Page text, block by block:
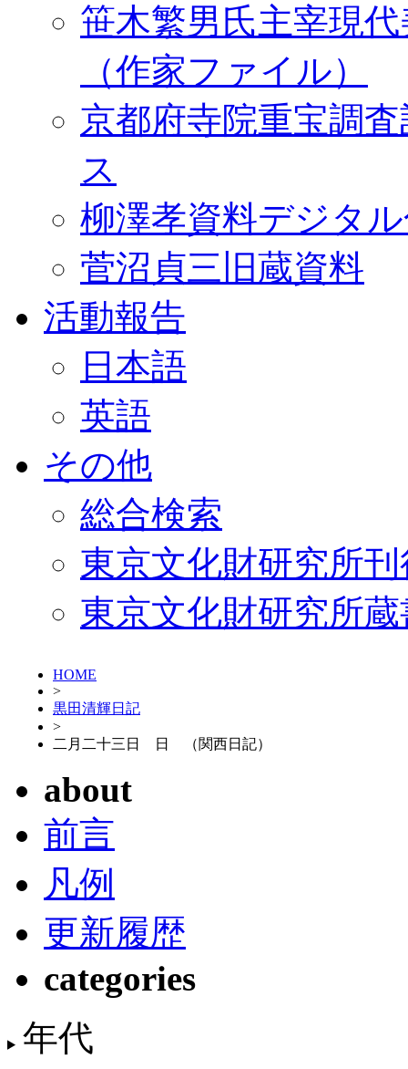
笹木繁男氏主宰現
（作家ファイル）
京都府寺院重宝調
ス
柳澤孝資料デジタ
菅沼貞三旧蔵資料
活動報告
日本語
英語
その他
総合検索
東京文化財研究所
東京文化財研究所
HOME
>
黒田清輝日記
>
二月二十三日 日 （関西日記）
about
前言
凡例
更新履歴
categories
年代